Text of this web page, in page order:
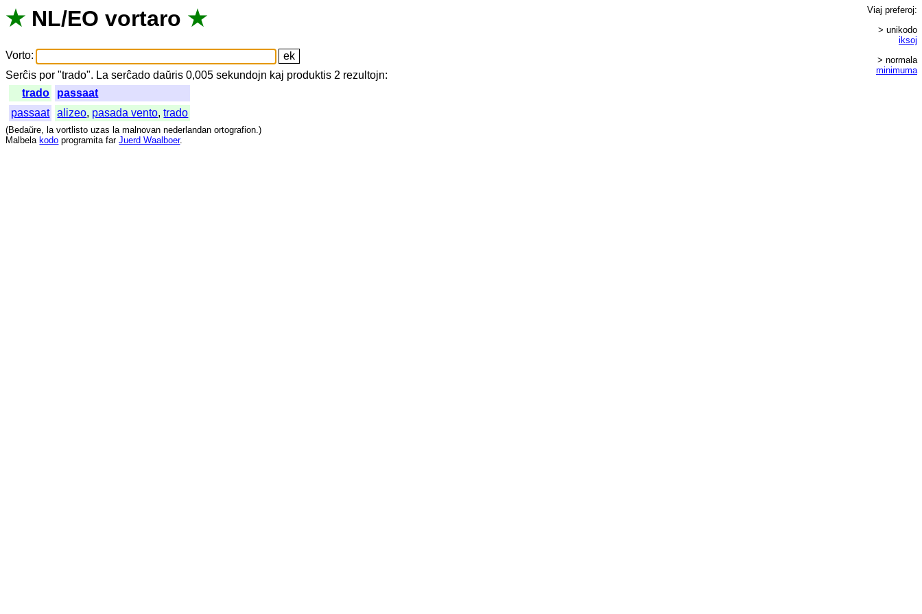
★ NL/EO vortaro ★
Vorto:
Serĉis por "trado". La serĉado daŭris 0,005sekundojn kaj produktis 2 rezultojn:
trado
passaat
passaat
alizeo, pasada vento,trado
Viaj preferoj:
> unikodo
iksoj
> normala
minimuma
(Bedaŭre, la vortlisto uzas la malnovan nederlandan ortografion.)
Malbela kodo programita far Juerd Waalboer.